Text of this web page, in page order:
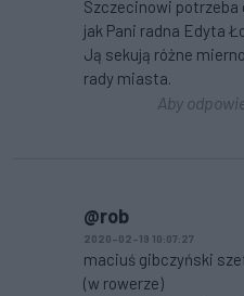
Szczecinowi
jak Pani radna Edyta
Ją sekują różne
rady miasta.
Aby
@rob
2020-02-19 10:07:27
maciuś gibczyński
(w rowerze)